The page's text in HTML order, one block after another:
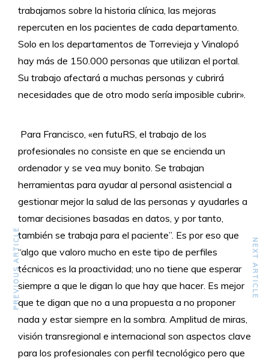
trabajamos sobre la historia clínica, las mejoras
repercuten en los pacientes de cada departamento.
Solo en los departamentos de Torrevieja y Vinalopó
hay más de 150.000 personas que utilizan el portal.
Su trabajo afectará a muchas personas y cubrirá
necesidades que de otro modo sería imposible cubrir».
Para Francisco, «en futuRS, el trabajo de los
profesionales no consiste en que se encienda un
ordenador y se vea muy bonito. Se trabajan
herramientas para ayudar al personal asistencial a
gestionar mejor la salud de las personas y ayudarles a
tomar decisiones basadas en datos, y por tanto,
también se trabaja para el paciente”. Es por eso que
“algo que valoro mucho en este tipo de perfiles
técnicos es la proactividad; uno no tiene que esperar
siempre a que le digan lo que hay que hacer. Es mejor
que te digan que no a una propuesta a no proponer
nada y estar siempre en la sombra. Amplitud de miras,
visión transregional e internacional son aspectos clave
para los profesionales con perfil tecnológico pero que
PREVIOUS ARTICLE NEXT ARTICLE